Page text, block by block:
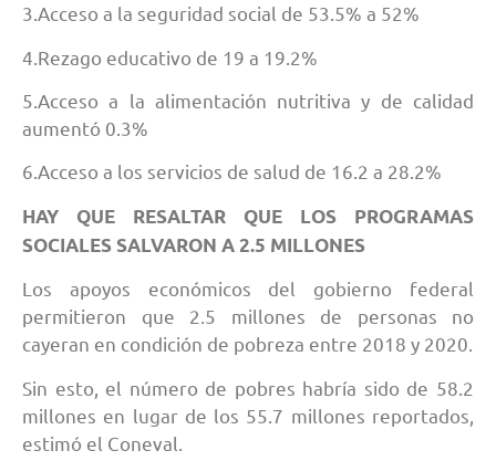
3.Acceso a la seguridad social de 53.5% a 52%
4.Rezago educativo de 19 a 19.2%
5.Acceso a la alimentación nutritiva y de calidad
aumentó 0.3%
6.Acceso a los servicios de salud de 16.2 a 28.2%
HAY QUE RESALTAR QUE LOS PROGRAMAS
SOCIALES SALVARON A 2.5 MILLONES
Los apoyos económicos del gobierno federal
permitieron que 2.5 millones de personas no
cayeran en condición de pobreza entre 2018 y 2020.
Sin esto, el número de pobres habría sido de 58.2
millones en lugar de los 55.7 millones reportados,
estimó el Coneval.